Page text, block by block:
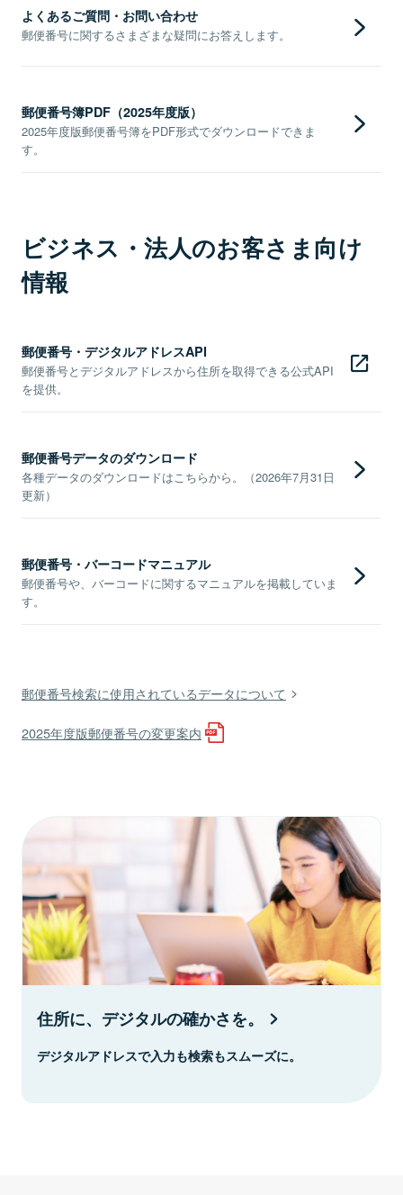
よくあるご質問・お問い合わせ
郵便番号に関するさまざまな疑問にお答えします。
郵便番号簿PDF（2025年度版）
2025年度版郵便番号簿をPDF形式でダウンロードできま
す。
ビジネス・法人のお客さま向け
情報
郵便番号・デジタルアドレスAPI
郵便番号とデジタルアドレスから住所を取得できる公式API
を提供。
郵便番号データのダウンロード
各種データのダウンロードはこちらから。（2026年7月31日
更新）
郵便番号・バーコードマニュアル
郵便番号や、バーコードに関するマニュアルを掲載していま
す。
郵便番号検索に使用されているデータについて
2025年度版郵便番号の変更案内
住所に、デジタルの確かさを。
デジタルアドレスで入力も検索もスムーズに。